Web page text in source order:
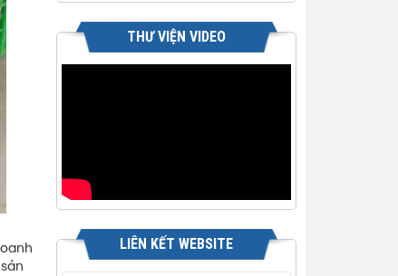
THƯ VIỆN VIDEO
LIÊN KẾT WEBSITE